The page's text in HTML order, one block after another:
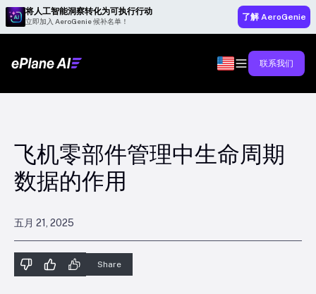
将人工智能洞察转化为可执行行动
立即加入 AeroGenie 候补名单！ 了解 AeroGenie
联系我们
飞机零部件管理中生命周期
数据的作用
五月 21, 2025
Share